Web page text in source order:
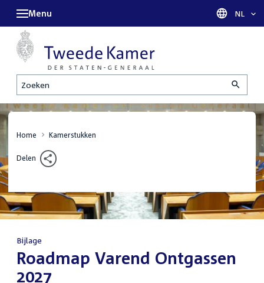
Zoeken
Menu Taal
NL
Home Kamerstukken
Delen
Bijlage
:Roadmap Varend Ontgassen
2027